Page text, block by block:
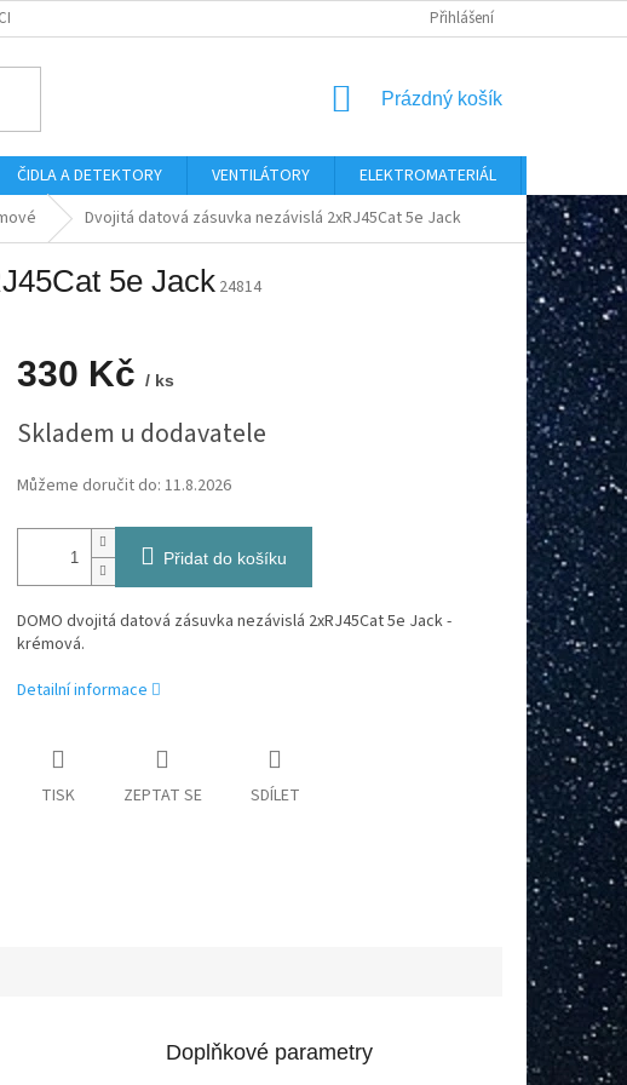
Přihlášení
NÁKUPNÍ
Prázdný košík
ČIDLA A DETEKTORY VENTILÁTORY ELEKTROMATERIÁL
Dvojitá datová zásuvka nezávislá 2xRJ45Cat 5e Jack
5e Jack 24814
330 Kč / ks
cena:
Skladem u dodavatele
Můžeme doručit do: 11.8.2026
Přidat do košíku
DOMO dvojitá datová zásuvka nezávislá 2xRJ45Cat 5e Jack -
krémová.
Detailní informace
TISK ZEPTAT SE SDÍLET
Doplňkové parametry